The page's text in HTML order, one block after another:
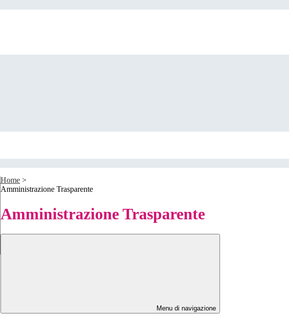
Home >
Amministrazione Trasparente
Amministrazione Trasparente
Menu di navigazione